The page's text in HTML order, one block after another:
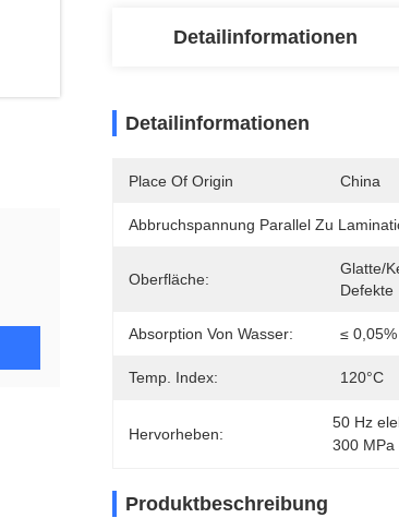
Detailinformationen
Detailinformationen
Place Of Origin China
Abbruchspannung Parallel Zu
Oberfläche:
Glatte/
Defekte
Absorption Von Wasser: ≤ 0,05%
Temp. Index: 120°C
Hervorheben:
50 Hz
300 MPa
Produktbeschreibung